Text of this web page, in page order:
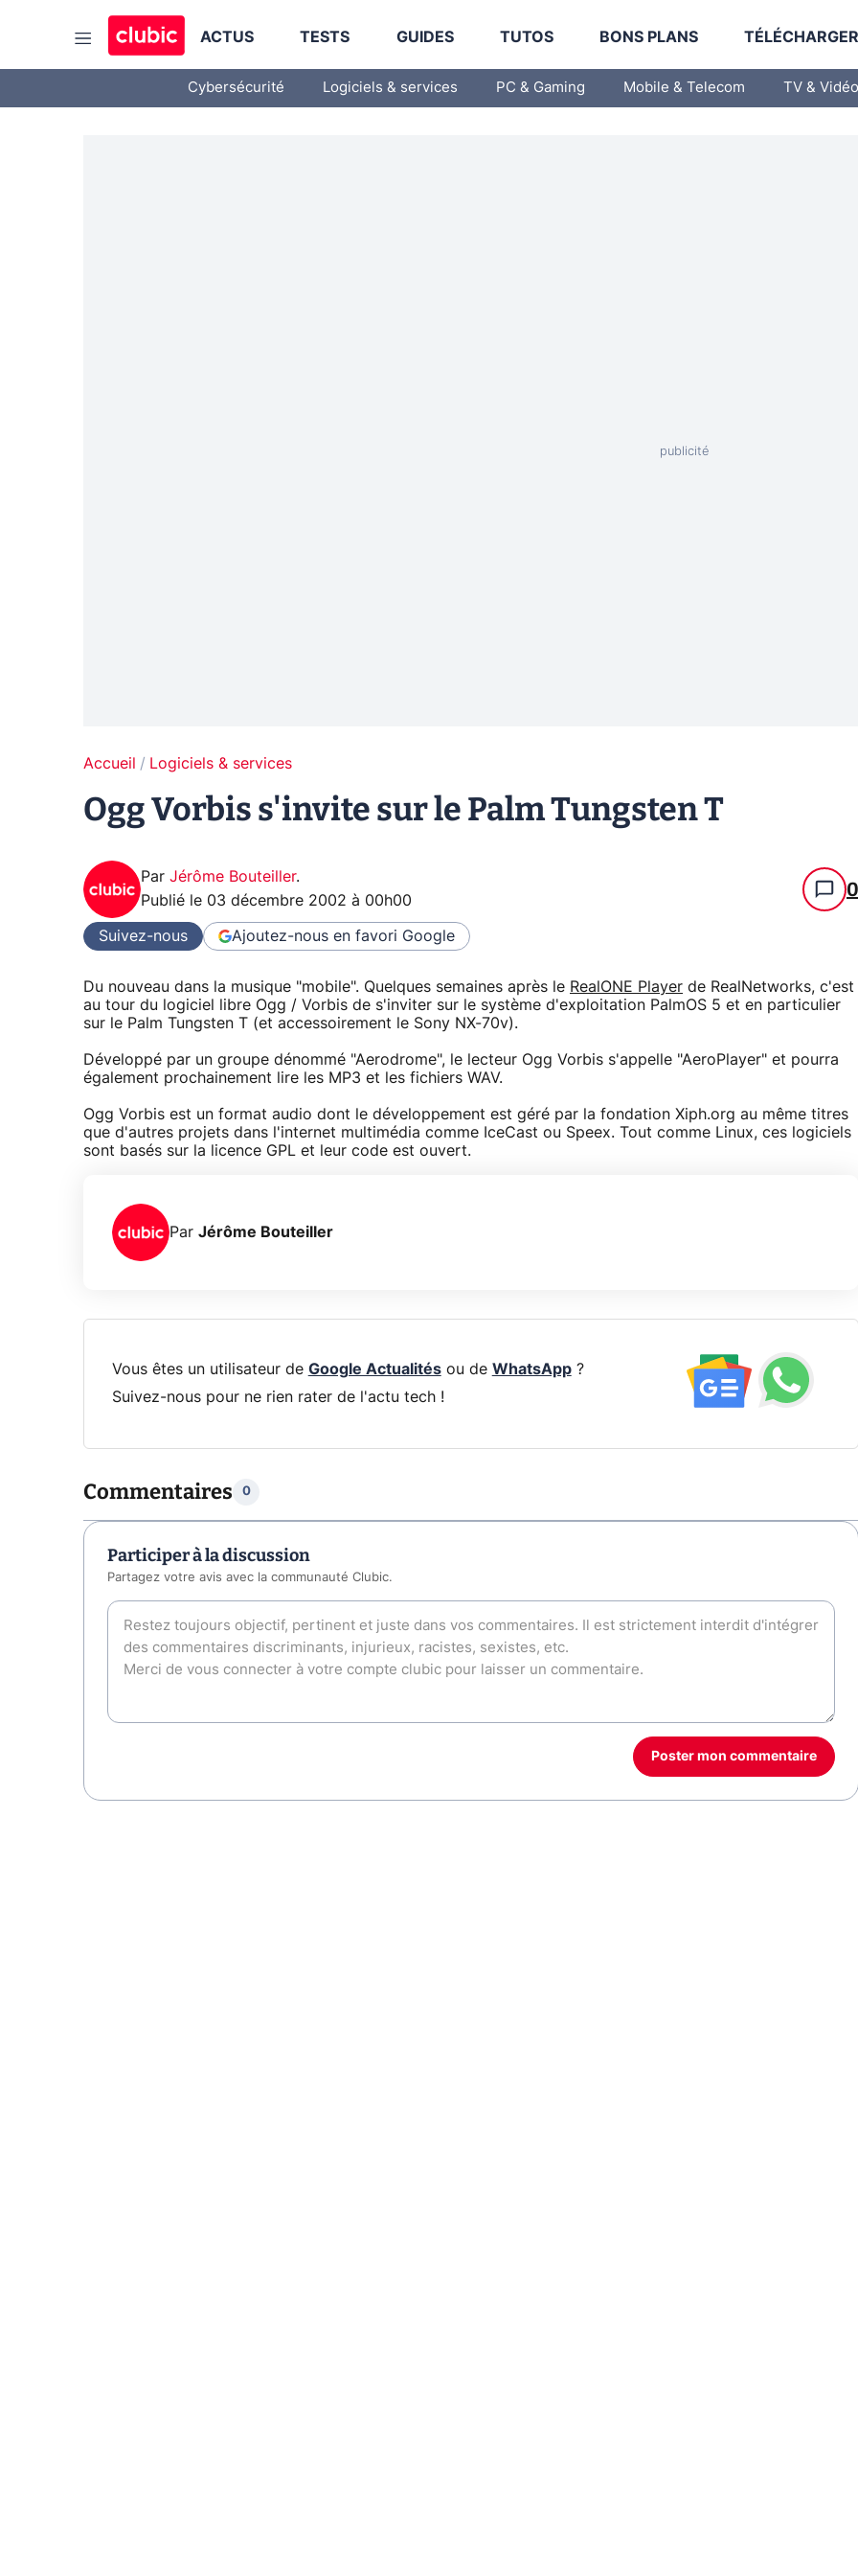
ACTUS TESTS GUIDES TUTOS BONS PLANS
Cybersécurité Logiciels & services PC & Gaming Mobile & Telecom TV & Vidéo
Accueil Logiciels & services
Ogg Vorbis s'invite sur le Palm Tungsten T
Par Jérôme Bouteiller.
Publié le 03 décembre 2002 à 00h00 0
Suivez-nous Ajoutez-nous en favori Google
Du nouveau dans la musique "mobile". Quelques semaines après le RealONE Player de RealNetworks, c'est
au tour du logiciel libre Ogg / Vorbis de s'inviter sur le système d'exploitation PalmOS 5 et en particulier
sur le Palm Tungsten T (et accessoirement le Sony NX-70v).
Développé par un groupe dénommé "Aerodrome", le lecteur Ogg Vorbis s'appelle "AeroPlayer" et pourra
également prochainement lire les MP3 et les fichiers WAV.
Ogg Vorbis est un format audio dont le développement est géré par la fondation Xiph.org au même titres
que d'autres projets dans l'internet multimédia comme IceCast ou Speex. Tout comme Linux, ces logiciels
sont basés sur la licence GPL et leur code est ouvert.
Par Jérôme Bouteiller
Vous êtes un utilisateur de Google Actualitésou de WhatsApp?
Suivez-nous pour ne rien rater de l'actu tech !
Commentaires 0
Participer à la discussion
Partagez votre avis avec la communauté Clubic.
Poster mon commentaire